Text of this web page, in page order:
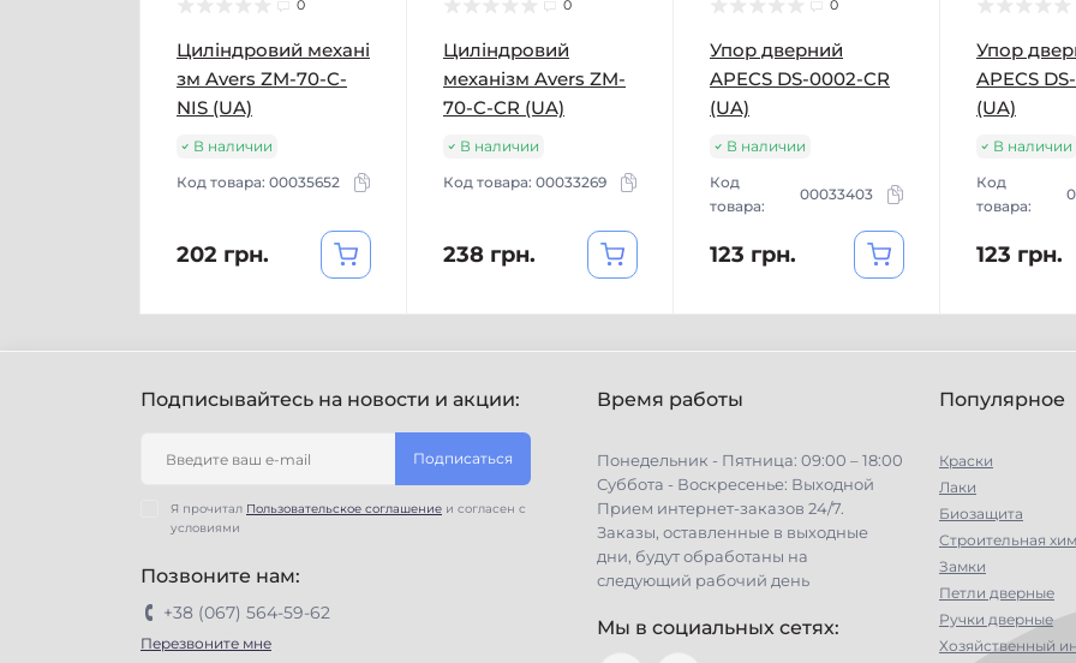
0
Циліндровий механі
зм Avers ZM-70-C-
NIS (UA)
В наличии
Код товара: 00035652
202 грн.
0
Циліндровий
механізм Avers ZM-
70-C-CR (UA)
В наличии
Код товара: 00033269
238 грн.
0
Упор дверний
APECS DS-0002-CR
(UA)
В наличии
Код
товара:
00033403
123 грн.
Упор
APECS
(UA)
В наличии
Код
товара:
123 грн.
Подписывайтесь на новости и акции:
Подписаться
Я прочитал Пользовательское соглашение и согласен с
условиями
Позвоните нам:
+38 (067) 564-59-62
Перезвоните мне
Время работы
Понедельник - Пятница: 09:00 – 18:00
Суббота - Воскресенье: Выходной
Прием интернет-заказов 24/7.
Заказы, оставленные в выходные
дни, будут обработаны на
следующий рабочий день
Мы в социальных сетях:
Популярное
Краски
Лаки
Биозащита
Строительная
Замки
Петли дверные
Ручки дверные
Хозяйственный